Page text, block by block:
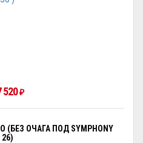
520 ₽
(БЕЗ ОЧАГА ПОД SYMPHONY
26)